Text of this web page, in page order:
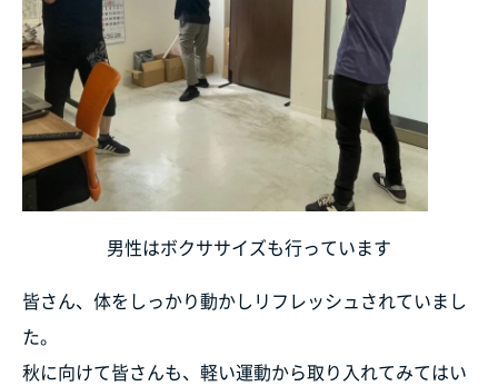
男性はボクササイズも行っています
皆さん、体をしっかり動かしリフレッシュされていまし
た。
秋に向けて皆さんも、軽い運動から取り入れてみてはい